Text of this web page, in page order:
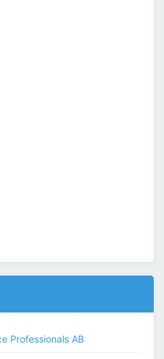
Professionals AB